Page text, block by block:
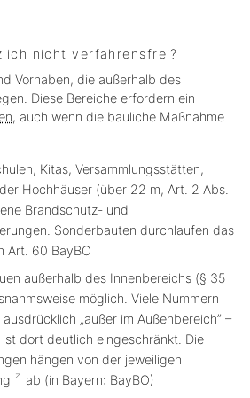
nicht verfahrensfrei?
Vorhaben, die außerhalb des
Diese Bereiche erfordern ein
, auch wenn die bauliche Maßnahme
Kitas, Versammlungsstätten,
Hochhäuser (über 22 m, Art. 2 Abs.
Brandschutz- und
Sonderbauten durchlaufen das
Art. 60 BayBO
außerhalb des Innenbereichs (§ 35
möglich. Viele Nummern
„außer im Außenbereich” –
dort deutlich eingeschränkt. Die
hängen von der jeweiligen
ab (in Bayern: BayBO)